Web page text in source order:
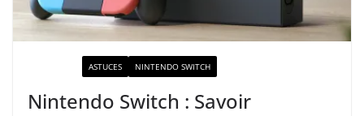
ASTUCES NINTENDO SWITCH
Nintendo Switch : Savoir